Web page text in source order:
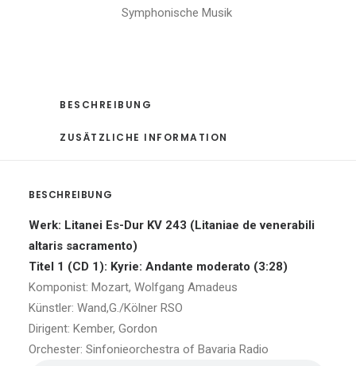
Symphonische Musik
BESCHREIBUNG
ZUSÄTZLICHE INFORMATION
BESCHREIBUNG
Werk: Litanei Es-Dur KV 243 (Litaniae de venerabili
altaris sacramento)
Titel 1 (CD 1): Kyrie: Andante moderato (3:28)
Komponist: Mozart, Wolfgang Amadeus
Künstler: Wand,G./Kölner RSO
Dirigent: Kember, Gordon
Orchester: Sinfonieorchestra of Bavaria Radio